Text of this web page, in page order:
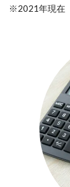
※2021年現在